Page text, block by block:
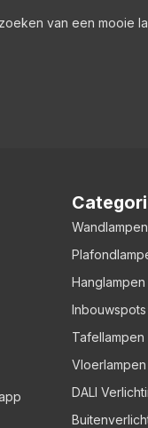
van een mooie
Wandlampen
Hanglampen
Inbouwspots
Tafellampen
Vloerlampen
DALI